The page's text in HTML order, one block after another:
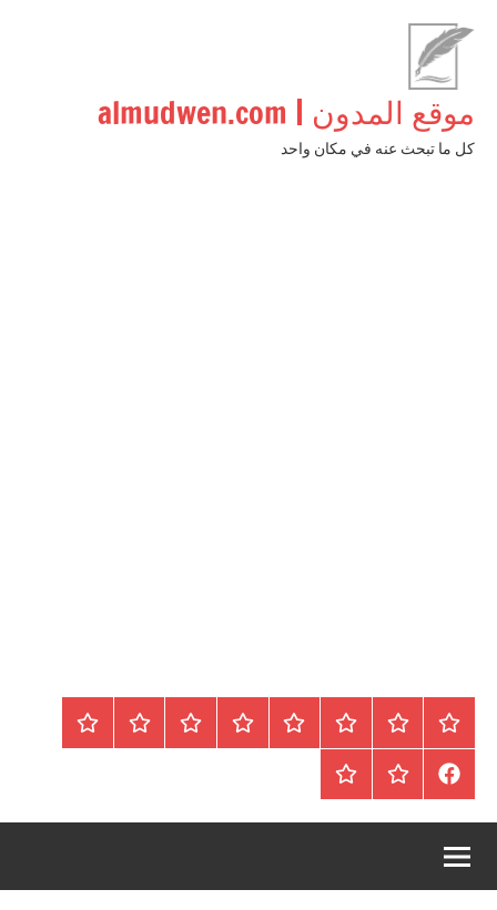
المحتوى
موقع المدون | almudwen.com
كل ما تبحث عنه في مكان واحد
الرئيسيةالمواضيعوظائف
محلية
/
دولية
عقارات Blog
من
اتصل
سياسة
FaceBookعقارات
للبيع
أرشيف
موقع